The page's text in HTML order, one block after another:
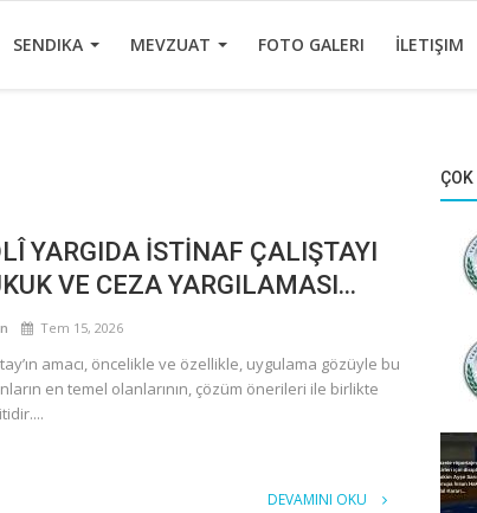
SENDIKA MEVZUAT FOTO GALERI İLETIŞIM
YARGIDA İSTİNAF ÇALIŞTAYI
VE CEZA YARGILAMASI...
Tem 15, 2026
amacı, öncelikle ve özellikle, uygulama gözüyle bu
en temel olanlarının, çözüm önerileri ile birlikte
DEVAMINI OKU